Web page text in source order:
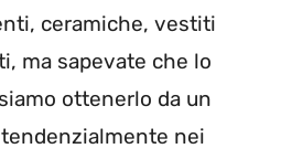
ceramiche, vestiti
ma sapevate che lo
ottenerlo da un
nei